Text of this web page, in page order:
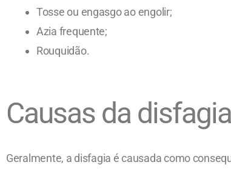
Tosse ou engasgo ao engolir;
Azia frequente;
Rouquidão.
Causas da disfagia
Geralmente, a disfagia é causada como